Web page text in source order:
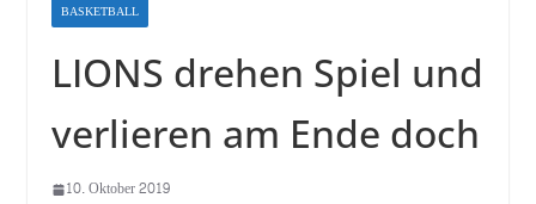
BASKETBALL
LIONS drehen Spiel und
verlieren am Ende doch
10. Oktober 2019